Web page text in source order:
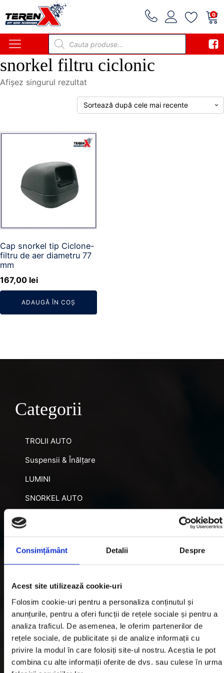
Consimțământ Detalii Despre
Acest site utilizează cookie-uri
Folosim cookie-uri pentru a personaliza conținutul și
anunțurile, pentru a oferi funcții de rețele sociale și pentru a
analiza traficul. De asemenea, le oferim partenerilor de
rețele sociale, de publicitate și de analize informații cu
privire la modul în care folosiți site-ul nostru. Aceștia le pot
combina cu alte informații oferite de dvs. sau culese în urma
0
Products
search
snorkel filtru ciclonic
Afișez singurul rezultat
Cap snorkel tip Ciclone-
filtru de aer diametru 77
mm
167,00 lei
ADAUGĂ ÎN COȘ
Categorii
TROLII AUTO
Suspensii & Înălțare
LUMINI
SNORKEL AUTO
ACCESORII RECUPERARE
DISTANTIERE
Informatii utile
Informatii Livrare
Garantie si Retur